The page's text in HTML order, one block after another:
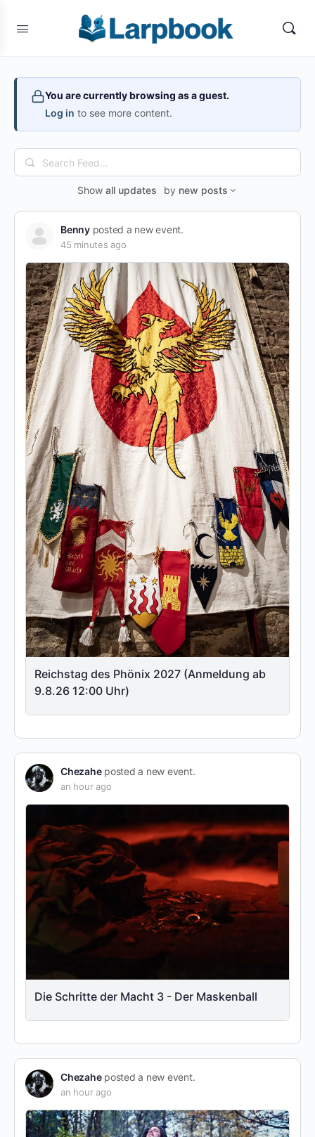
You are currently browsing as a guest.
Log in to see more content.
Search
Feed…
Show all updates by new posts
Bennyposted a new event.
45 minutes ago
Reichstag des Phönix 2027 (Anmeldung ab
9.8.26 12:00 Uhr)
Chezaheposted a new event.
an hour ago
Die Schritte der Macht 3 - Der Maskenball
Chezaheposted a new event.
an hour ago